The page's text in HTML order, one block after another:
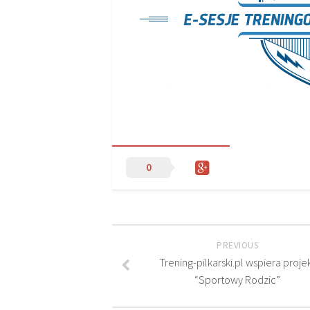
0
PREVIOUS
Trening-pilkarski.pl wspiera
“Sportowy Rodzic”